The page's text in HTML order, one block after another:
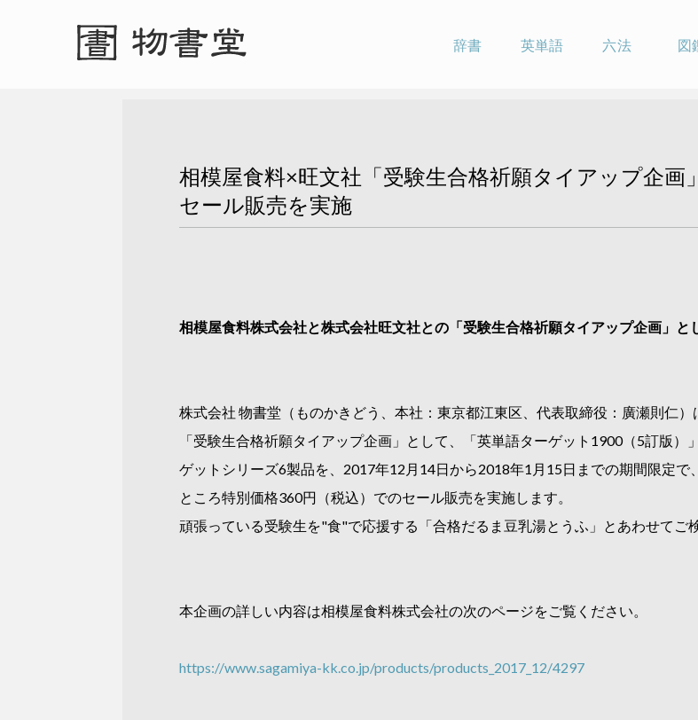
辞書 英単語 六法 図
相模屋食料×旺文社「受験生合格祈願タイアップ企
セール販売を実施
相模屋食料株式会社と株式会社旺文社との「受験生合格祈願タイアップ企画」
株式会社 物書堂（ものかきどう、本社：東京都江東区、代表取締役：廣瀬則仁
「受験生合格祈願タイアップ企画」として、「英単語ターゲット1900（5訂版
ゲットシリーズ6製品を、2017年12月14日から2018年1月15日までの期間限定
ところ特別価格360円（税込）でのセール販売を実施します。
頑張っている受験生を"食"で応援する「合格だるま豆乳湯とうふ」とあわせてご
本企画の詳しい内容は相模屋食料株式会社の次のページをご覧ください。
https://www.sagamiya-kk.co.jp/products/products_2017_12/4297